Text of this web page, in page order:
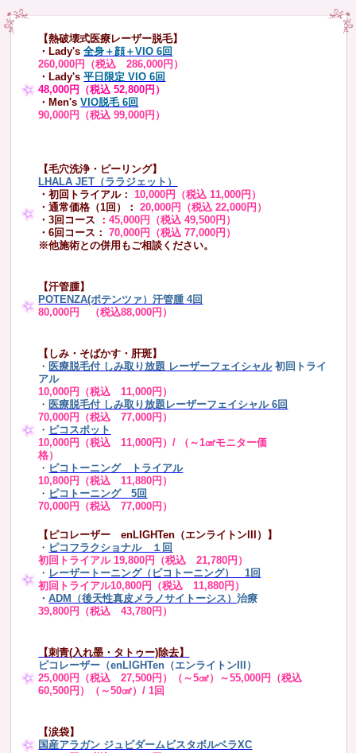
【熱破壊式医療レーザー脱毛】
・Lady's 全身＋顔＋VIO 6回
260,000円（税込 286,000円）
・Lady's平日限定 VIO 6回
48,000円（税込 52,800円）
・Men's VIO脱毛 6回
90,000円（税込 99,000円）
【毛穴洗浄・ピーリング】
LHALA JET（ララジェット）
・初回トライアル：10,000円（税込 11,000円）
・通常価格（1回）：
20,000円（税込 22,000円）
・3回コース ：45,000円（税込 49,500円）
・6回コース：
70,000円（税込 77,000円）
※他施術との併用もご相談ください。
【汗管腫】
POTENZA(ポテンツァ）汗管腫 4回
80,000円 （税込88,000円）
【しみ・そばかす・肝斑】
・ 医療脱毛付 しみ取り放題 レーザーフェイシャル 初回トライ
アル
10,000円（税込 11,000円）
・ 医療脱毛付 しみ取り放題レーザーフェイシャル 6回
70,000円（税込 77,000円）
・ ピコスポット
10,000円（税込 11,000円）/ （～1㎠モニター価
格）
・ ピコトーニング トライアル
10,800円（税込 11,880円）
・ ピコトーニング 5回
70,000円（税込 77,000円）
【ピコレーザー enLIGHTen（エンライトンIII）】
・ ピコフラクショナル １回
初回トライアル 19,800円（税込 21,780円）
・ レーザートーニング（ピコトーニング） 1回
初回トライアル10,800円（税込 11,880円）
・ADM（後天性真皮メラノサイトーシス）治療
39,800円（税込 43,780円）
【刺青(入れ墨・タトゥー)除去】
ピコレーザー（enLIGHTen（エンライトンIII）
25,000円（税込 27,500円）（～5㎠）～55,000円（税込
60,500円）（～50㎠）/ 1回
【涙袋】
国産アラガン ジュビダームビスタボルベラXC